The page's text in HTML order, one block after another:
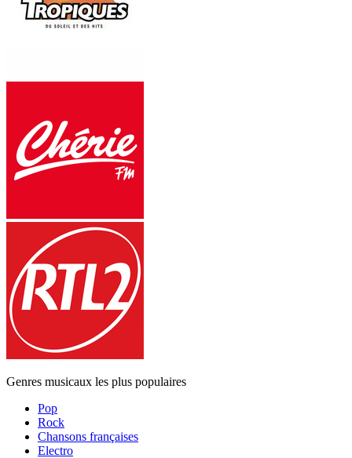
Genres musicaux les plus populaires
Pop
Rock
Chansons françaises
Electro